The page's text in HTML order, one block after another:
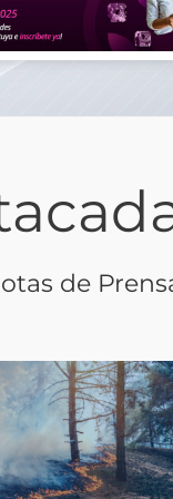
de